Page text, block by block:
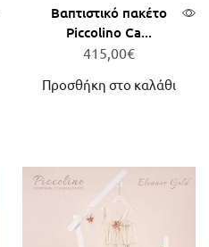
Βαπτιστικό πακέτο
Piccolino Ca...
415,00€
Προσθήκη στο καλάθι